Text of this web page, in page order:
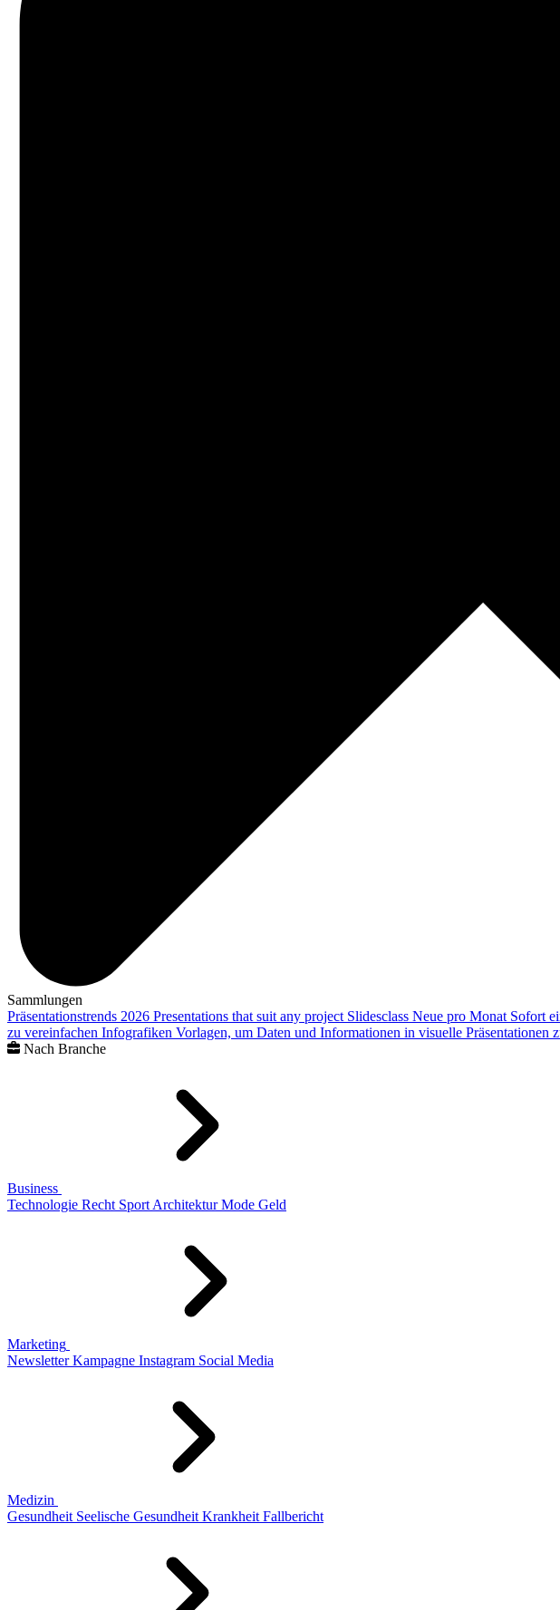
Sammlungen
Präsentationstrends 2026 Presentations that suit any project Slidesclass Neue pro Monat Sofort
zu vereinfachen Infografiken Vorlagen, um Daten und Informationen in visuelle Präsentationen
Nach Branche
Business
Technologie Recht Sport Architektur Mode Geld
Marketing
Newsletter Kampagne Instagram Social Media
Medizin
Gesundheit Seelische Gesundheit Krankheit Fallbericht